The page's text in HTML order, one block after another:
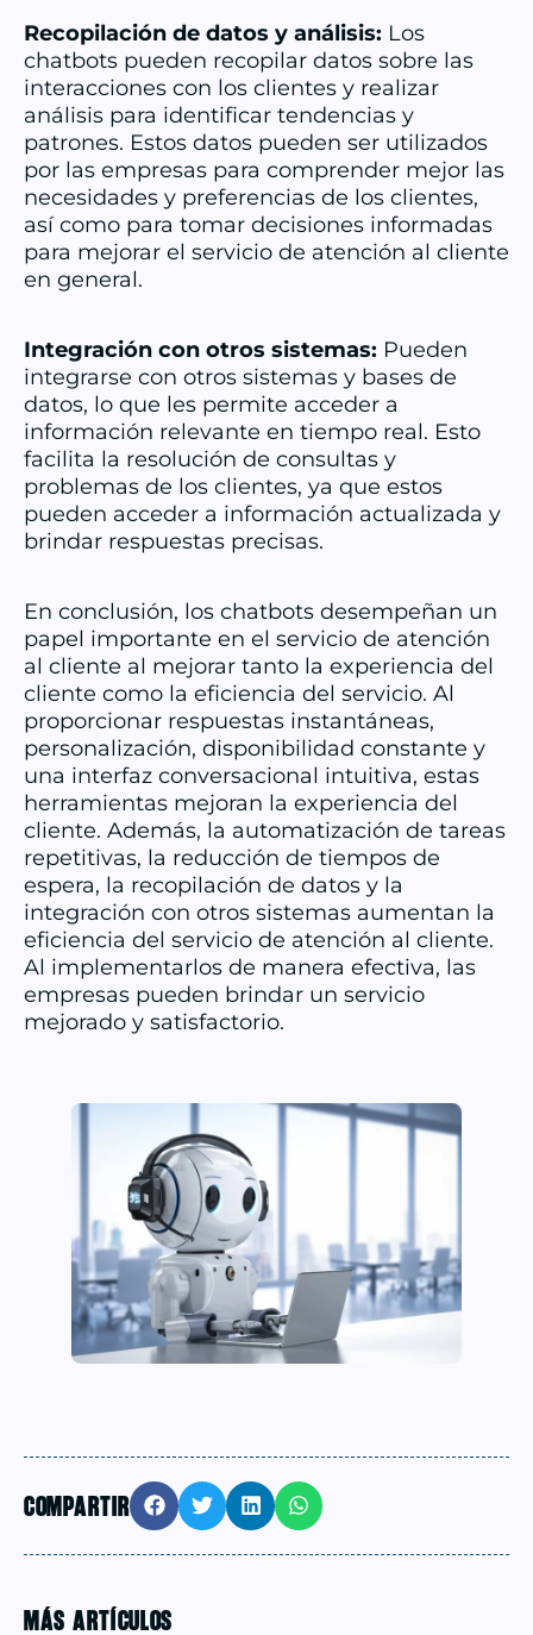
Recopilación de datos y análisis: Los
chatbots pueden recopilar datos sobre las
interacciones con los clientes y realizar
análisis para identificar tendencias y
patrones. Estos datos pueden ser utilizados
por las empresas para comprender mejor las
necesidades y preferencias de los clientes,
así como para tomar decisiones informadas
para mejorar el servicio de atención al cliente
en general.
Integración con otros sistemas: Pueden
integrarse con otros sistemas y bases de
datos, lo que les permite acceder a
información relevante en tiempo real. Esto
facilita la resolución de consultas y
problemas de los clientes, ya que estos
pueden acceder a información actualizada y
brindar respuestas precisas.
En conclusión, los chatbots desempeñan un
papel importante en el servicio de atención
al cliente al mejorar tanto la experiencia del
cliente como la eficiencia del servicio. Al
proporcionar respuestas instantáneas,
personalización, disponibilidad constante y
una interfaz conversacional intuitiva, estas
herramientas mejoran la experiencia del
cliente. Además, la automatización de tareas
repetitivas, la reducción de tiempos de
espera, la recopilación de datos y la
integración con otros sistemas aumentan la
eficiencia del servicio de atención al cliente.
Al implementarlos de manera efectiva, las
empresas pueden brindar un servicio
mejorado y satisfactorio.
COMPARTIR
MÁS ARTÍCULOS